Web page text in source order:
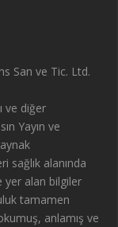
San ve Tic. Ltd.
ve diğer
Yayın ve
sağlık alanında
yer alan bilgiler
tamamen
anlamış ve